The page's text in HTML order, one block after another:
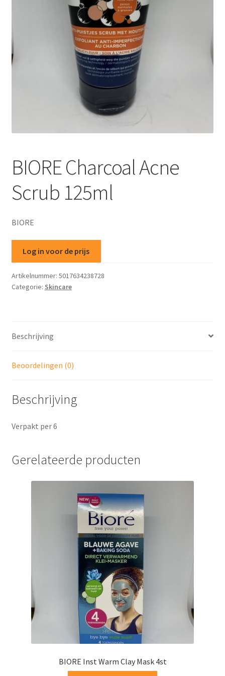
BIORE Charcoal Acne
Scrub 125ml
BIORE
Log in voor de prijs
Artikelnummer: 5017634238728
Categorie: Skincare
Beschrijving
Beoordelingen (0)
Beschrijving
Verpakt per 6
Gerelateerde producten
BIORE Inst Warm Clay Mask 4st